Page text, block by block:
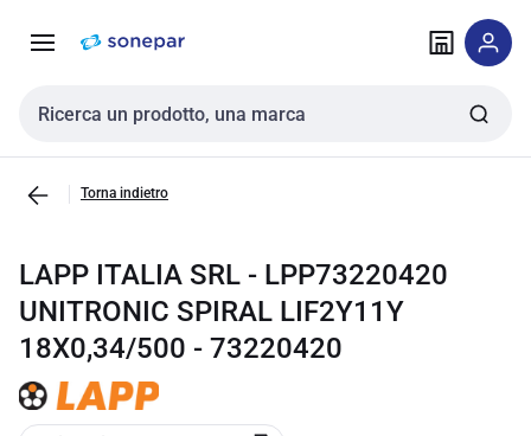
navigazione alla
Cerca input
Torna indietro
LAPP ITALIA SRL - LPP73220420
UNITRONIC SPIRAL LIF2Y11Y
18X0,34/500 - 73220420